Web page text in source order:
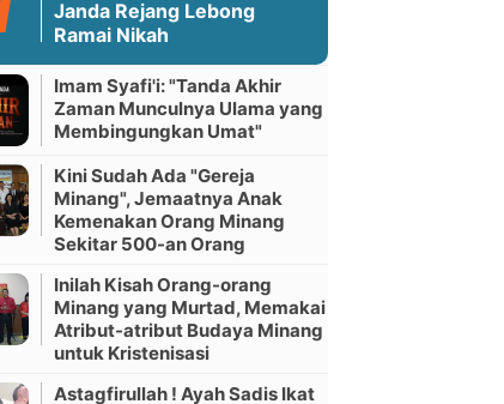
Janda Rejang Lebong
Ramai Nikah
Imam Syafi'i: "Tanda Akhir
Zaman Munculnya Ulama yang
Membingungkan Umat"
Kini Sudah Ada "Gereja
Minang", Jemaatnya Anak
Kemenakan Orang Minang
Sekitar 500-an Orang
Inilah Kisah Orang-orang
Minang yang Murtad, Memakai
Atribut-atribut Budaya Minang
untuk Kristenisasi
Astagfirullah ! Ayah Sadis Ikat